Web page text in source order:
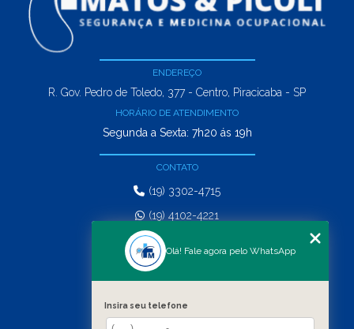
ENDEREÇO
R. Gov. Pedro de Toledo, 377 - Centro, Piracicaba - SP
HORÁRIO DE ATENDIMENTO
Segunda a Sexta: 7h20 ás 19h
CONTATO
(19) 3302-4715
(19) 4102-4221
comercial@matosepicoli.com.br
HOME
Olá! Fale agora pelo WhatsApp
Insira seu telefone